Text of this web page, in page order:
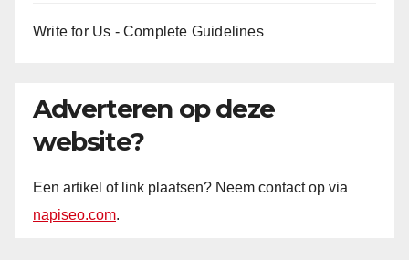
Write for Us - Complete Guidelines
Adverteren op deze
website?
Een artikel of link plaatsen? Neem contact op via
napiseo.com.